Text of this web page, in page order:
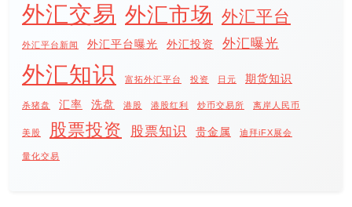
外汇交易 外汇市场 外汇平台
外汇平台新闻 外汇平台曝光 外汇投资 外汇曝光
外汇知识 富拓外汇平台 投资 日元 期货知识
杀猪盘 汇率 洗盘 港股 港股红利 炒币交易所 离岸人民币
美股 股票投资 股票知识 贵金属 迪拜iFX展会
量化交易